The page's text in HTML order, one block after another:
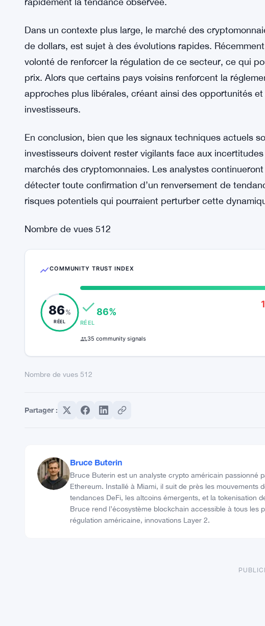
Dans un contexte plus large, le marché des
de dollars, est sujet à des évolutions rapides.
volonté de renforcer la régulation de ce secteur, ce qui
prix. Alors que certains pays voisins renforcent la
approches plus libérales, créant ainsi des opportunités
investisseurs.
En conclusion, bien que les signaux techniques actuels
investisseurs doivent rester vigilants face aux
marchés des cryptomonnaies. Les analystes
détecter toute confirmation d’un renversement de
risques potentiels qui pourraient perturber cette
Nombre de vues 512
COMMUNITY TRUST INDEX
86%
RÉEL RÉEL
86%
35 community signals
Nombre de vues 512
Partager :
Bruce Buterin
Bruce Buterin est un analyste crypto américain passionné
Ethereum. Installé à Miami, il suit de près les mouvements
tendances DeFi, les altcoins émergents, et la tokenisation
Bruce rend l’écosystème blockchain accessible à tous les
régulation américaine, innovations Layer 2.